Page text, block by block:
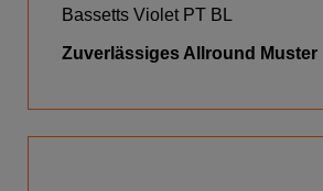
Bassetts Violet PT BL
Zuverlässiges Allround Muster